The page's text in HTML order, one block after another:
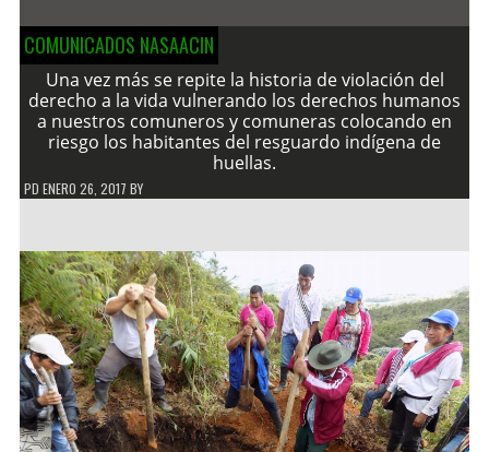
COMUNICADOS NASAACIN
Una vez más se repite la historia de violación del
derecho a la vida vulnerando los derechos humanos
a nuestros comuneros y comuneras colocando en
riesgo los habitantes del resguardo indígena de
huellas.
PD ENERO 26, 2017 BY